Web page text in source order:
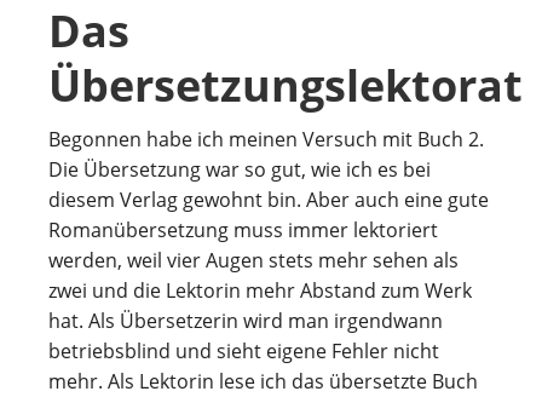
Das
Übersetzungslektorat
Begonnen habe ich meinen Versuch mit Buch 2.
Die Übersetzung war so gut, wie ich es bei
diesem Verlag gewohnt bin. Aber auch eine gute
Romanübersetzung muss immer lektoriert
werden, weil vier Augen stets mehr sehen als
zwei und die Lektorin mehr Abstand zum Werk
hat. Als Übersetzerin wird man irgendwann
betriebsblind und sieht eigene Fehler nicht
mehr. Als Lektorin lese ich das übersetzte Buch